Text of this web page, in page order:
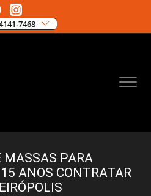
7468
MASSAS PARA
ANOS CONTRATAR